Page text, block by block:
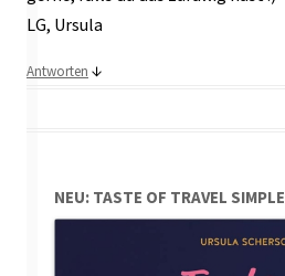
LG, Ursula
Antworten ↓
NEU: TASTE OF TRAVEL SIMPLE